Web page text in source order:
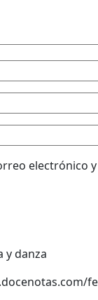
electrónico
y danza